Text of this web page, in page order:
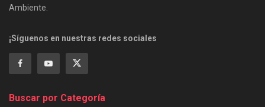
Ambiente.
¡Síguenos en nuestras redes sociales
Buscar por Categoría